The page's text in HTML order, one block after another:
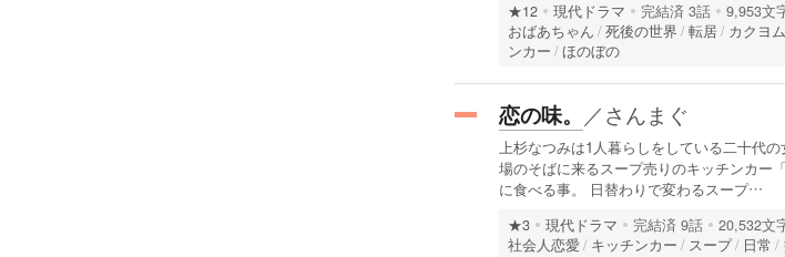
★12 現代ドラマ 完結済 3話 9,953文
おばあちゃん
死後の世界 転居 カクヨ
ンカー
ほのぼの
恋の味。 ／さんまぐ
上杉なつみは1人暮らしをしている二十代
場のそばに来るスープ売りのキッチンカー
に食べる事。 日替わりで変わるスープ…
★3 現代ドラマ 完結済 9話 20,532文
社会人恋愛
キッチンカー スープ 日常